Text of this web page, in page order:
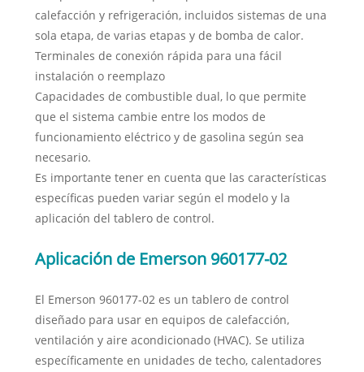
calefacción y refrigeración, incluidos sistemas de una
sola etapa, de varias etapas y de bomba de calor.
Terminales de conexión rápida para una fácil
instalación o reemplazo
Capacidades de combustible dual, lo que permite
que el sistema cambie entre los modos de
funcionamiento eléctrico y de gasolina según sea
necesario.
Es importante tener en cuenta que las características
específicas pueden variar según el modelo y la
aplicación del tablero de control.
Aplicación de Emerson 960177-02
El Emerson 960177-02 es un tablero de control
diseñado para usar en equipos de calefacción,
ventilación y aire acondicionado (HVAC). Se utiliza
específicamente en unidades de techo, calentadores